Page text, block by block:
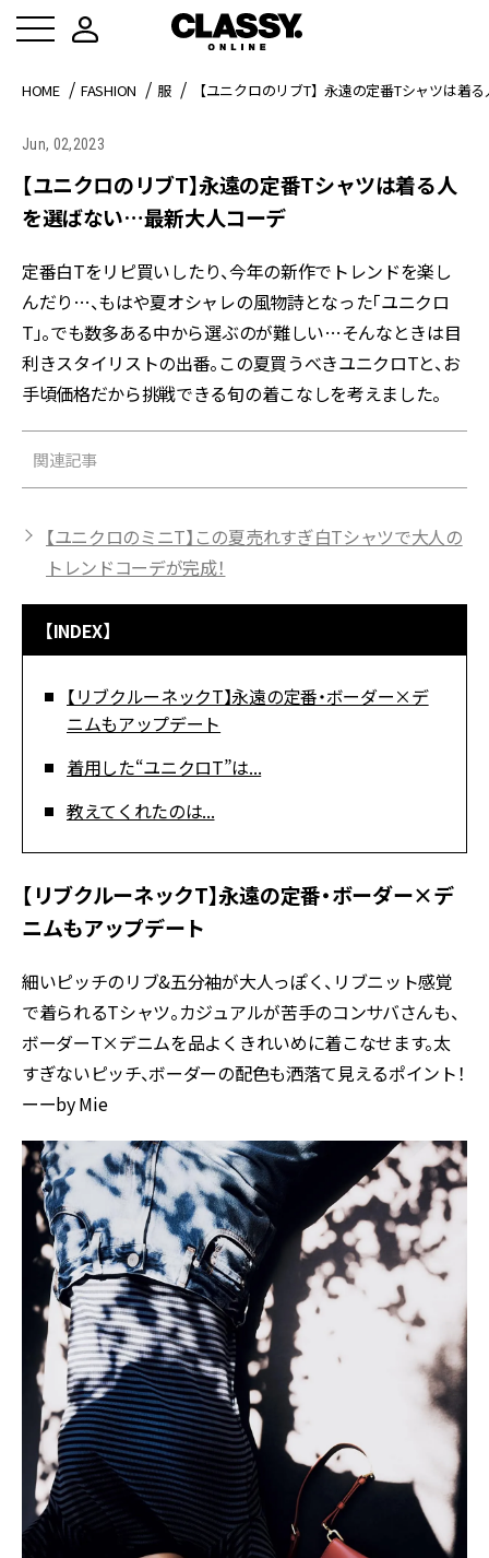
HOME FASHION 服 【ユニクロのリブT】永遠の定番Tシャツは着
Jun, 02,2023
【ユニクロのリブT】永遠の定番Tシャツは着る人
を選ばない…最新大人コーデ
定番白Tをリピ買いしたり、今年の新作でトレンドを楽し
んだり…、もはや夏オシャレの風物詩となった「ユニクロ
T」。でも数多ある中から選ぶのが難しい…そんなときは目
利きスタイリストの出番。この夏買うべきユニクロTと、お
手頃価格だから挑戦できる旬の着こなしを考えました。
関連記事
【ユニクロのミニT】この夏売れすぎ白Tシャツで大人の
トレンドコーデが完成！
【INDEX】
【リブクルーネックT】永遠の定番・ボーダー×デ
ニムもアップデート
着用した“ユニクロT”は...
教えてくれたのは...
【リブクルーネックT】永遠の定番・ボーダー×デ
ニムもアップデート
細いピッチのリブ&五分袖が大人っぽく、リブニット感覚
で着られるTシャツ。カジュアルが苦手のコンサバさんも、
ボーダーT×デニムを品よくきれいめに着こなせます。太
すぎないピッチ、ボーダーの配色も洒落て見えるポイント！
ーーby Mie